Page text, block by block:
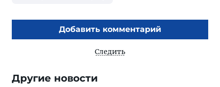
Добавить комментарий
Следить
Другие новости